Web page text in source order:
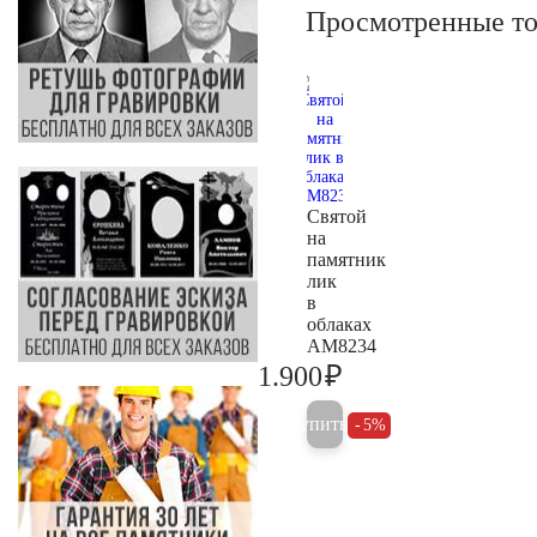
Просмотренные
Святой
на
памятник
лик
в
облаках
AM8234
1.900₽
Купить 5%